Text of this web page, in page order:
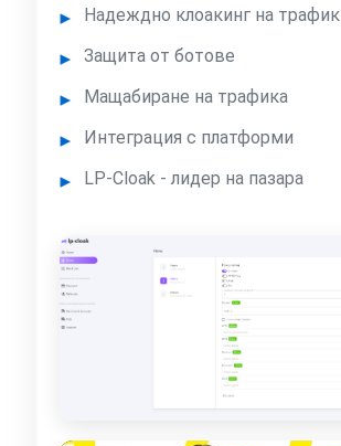
Надеждно клоакинг на трафик
Защита от ботове
Мащабиране на трафика
Интеграция с платформи
LP-Cloak - лидер на пазара